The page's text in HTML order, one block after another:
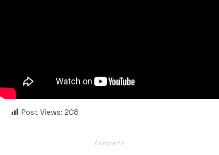
Post Views: 208
Compartir